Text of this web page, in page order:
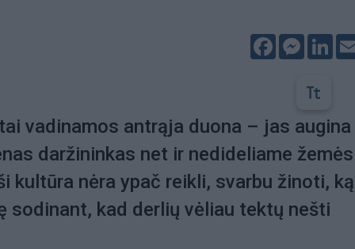
Facebook
vadinamos antrąja duona – jas augina
daržininkas net ir nedideliame žemės
kultūra nėra ypač reikli, svarbu žinoti, ką
sodinant, kad derlių vėliau tektų nešti